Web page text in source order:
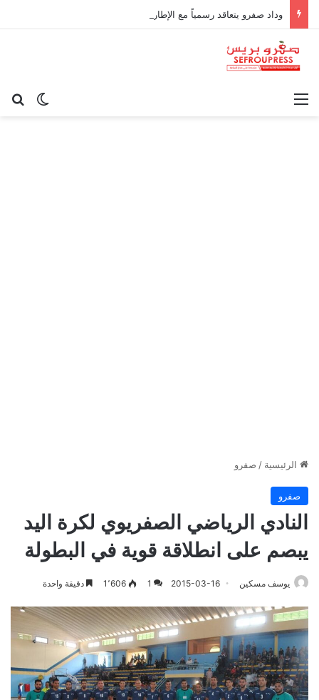
الوضع القائمة
الرئيسية / صفرو
صفرو
النادي الرياضي الصفريوي لكرة اليد
يبصم على انطلاقة قوية في البطولة
يوسف مسكين 2015-03-16
1 1٬606 دقيقة واحدة